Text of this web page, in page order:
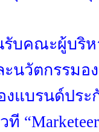
บคณะผู้บริห
นวัตกรรมอ
งแบรนด์ปร